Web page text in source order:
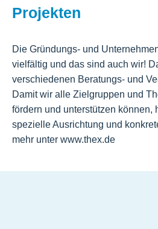
Projekten
Die Gründungs- und
vielfältig und das sind auch wir!
verschiedenen Beratungs- und
Damit wir alle Zielgruppen und
fördern und unterstützen können,
spezielle Ausrichtung und
mehr unter www.thex.de